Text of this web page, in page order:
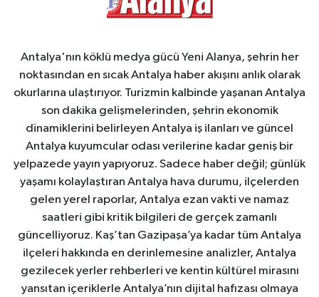
Antalya'nın köklü medya gücü Yeni Alanya, şehrin her
noktasından en sıcak Antalya haber akışını anlık olarak
okurlarına ulaştırıyor. Turizmin kalbinde yaşanan Antalya
son dakika gelişmelerinden, şehrin ekonomik
dinamiklerini belirleyen Antalya iş ilanları ve güncel
Antalya kuyumcular odası verilerine kadar geniş bir
yelpazede yayın yapıyoruz. Sadece haber değil; günlük
yaşamı kolaylaştıran Antalya hava durumu, ilçelerden
gelen yerel raporlar, Antalya ezan vakti ve namaz
saatleri gibi kritik bilgileri de gerçek zamanlı
güncelliyoruz. Kaş’tan Gazipaşa’ya kadar tüm Antalya
ilçeleri hakkında en derinlemesine analizler, Antalya
gezilecek yerler rehberleri ve kentin kültürel mirasını
yansıtan içeriklerle Antalya’nın dijital hafızası olmaya